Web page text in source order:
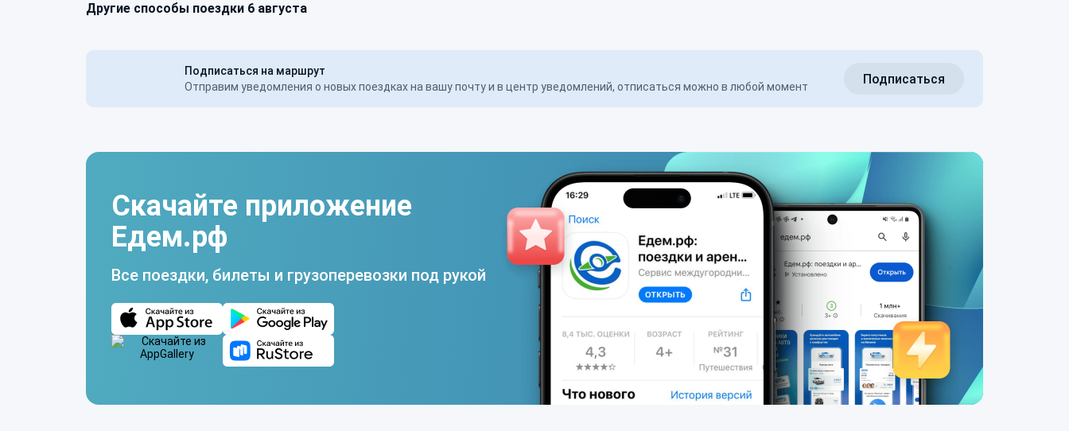
Другие способы поездки 6 августа
Подписаться на маршрут
Отправим уведомления о новых поездках на вашу почту и в центр уведомлений, отписаться можно в любой момент
Подписаться
Скачайте приложение
Едем.рф
Все поездки, билеты и грузоперевозки под рукой